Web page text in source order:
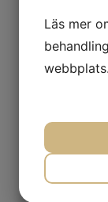
Nail:Code
Prep
Bygg
Färg/
Läs mer
webbplats.